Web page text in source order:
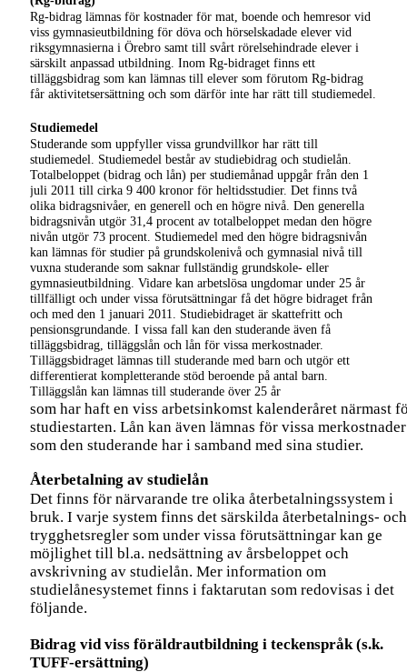
Rg-bidrag lämnas för kostnader för mat, boende och hemresor vid
viss gymnasieutbildning för döva och hörselskadade elever vid
riksgymnasierna i Örebro samt till svårt rörelsehindrade elever i
särskilt anpassad utbildning. Inom Rg-bidraget finns ett
tilläggsbidrag som kan lämnas till elever som förutom Rg-bidrag
får aktivitetsersättning och som därför inte har rätt till studiemedel.
Studiemedel
Studerande som uppfyller vissa grundvillkor har rätt till
studiemedel. Studiemedel består av studiebidrag och studielån.
Totalbeloppet (bidrag och lån) per studiemånad uppgår från den 1
juli 2011 till cirka 9 400 kronor för heltidsstudier. Det finns två
olika bidragsnivåer, en generell och en högre nivå. Den generella
bidragsnivån utgör 31,4 procent av totalbeloppet medan den högre
nivån utgör 73 procent. Studiemedel med den högre bidragsnivån
kan lämnas för studier på grundskolenivå och gymnasial nivå till
vuxna studerande som saknar fullständig grundskole- eller
gymnasieutbildning. Vidare kan arbetslösa ungdomar under 25 år
tillfälligt och under vissa förutsättningar få det högre bidraget från
och med den 1 januari 2011. Studiebidraget är skattefritt och
pensionsgrundande. I vissa fall kan den studerande även få
tilläggsbidrag, tilläggslån och lån för vissa merkostnader.
Tilläggsbidraget lämnas till studerande med barn och utgör ett
differentierat kompletterande stöd beroende på antal barn.
Tilläggslån kan lämnas till studerande över 25 år
som har haft en viss arbetsinkomst kalenderåret närmast
studiestarten. Lån kan även lämnas för vissa merkostnader
som den studerande har i samband med sina studier.
Återbetalning av studielån
Det finns för närvarande tre olika återbetalningssystem i
bruk. I varje system finns det särskilda återbetalnings- och
trygghetsregler som under vissa förutsättningar kan ge
möjlighet till bl.a. nedsättning av årsbeloppet och
avskrivning av studielån. Mer information om
studielånesystemet finns i faktarutan som redovisas i det
följande.
Bidrag vid viss föräldrautbildning i teckenspråk (s.k.
TUFF-ersättning)